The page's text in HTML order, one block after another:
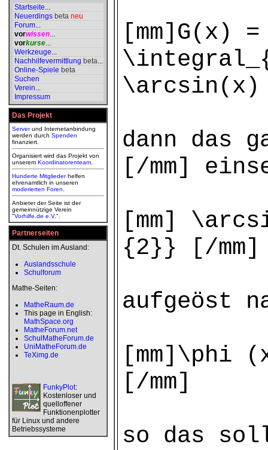
Startseite...
Neuerdings beta neu
Forum...
vorwissen...
vorkurse...
Werkzeuge...
Nachhilfevermittlung beta...
Online-Spiele beta
Suchen
Verein...
Impressum
Das Projekt
Serverund Internetanbindung
werden durch Spenden
finanziert.
Organisiert wird das Projekt von
unserem Koordinatorenteam
Hunderte Mitgliederhelfen
ehrenamtlich in unseren
moderierten Foren
Anbieter der Seite ist der
gemeinnützige Verein
"Vorhilfe.de e.V.".
Partnerseiten
Dt. Schulen im Ausland:
Auslandsschule
Schulforum
Mathe-Seiten:
MatheRaum.de
This page in English:
MathSpace.org
MatheForum.net
SchulMatheForum.de
UniMatheForum.de
TeXimg.de
FunkyPlot:
Kostenloser und
quelloffener
Funktionenplotter
für Linux und andere
Betriebssysteme
\arcsin(x)
dann das
[/mm]
[mm]
{2}} [/mm]
aufgeöst
[mm]\phi
[/mm]
so das